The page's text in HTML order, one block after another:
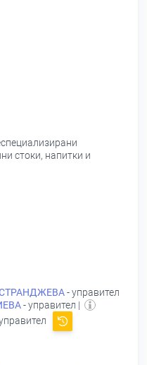
стоки, напитки и
- управител
- управител |